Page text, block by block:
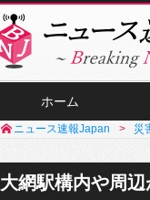
ホーム
ニュース速報Japan 災
大網駅構内や周